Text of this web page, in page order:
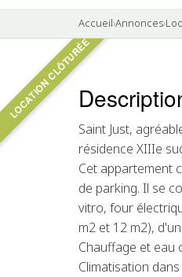
Accueil›Annonces›
LOCATION CLÔTURÉE LOUÉ
Saint Just,
résidence XIIIe
Cet appartement
de parking. Il se
vitro, four
m2 et 12 m2),
Chauffage et eau
Climatisation